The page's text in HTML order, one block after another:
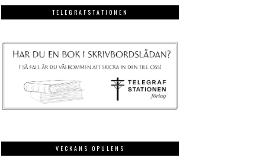
TELEGRAFSTATIONEN
VECKANS OPULENS